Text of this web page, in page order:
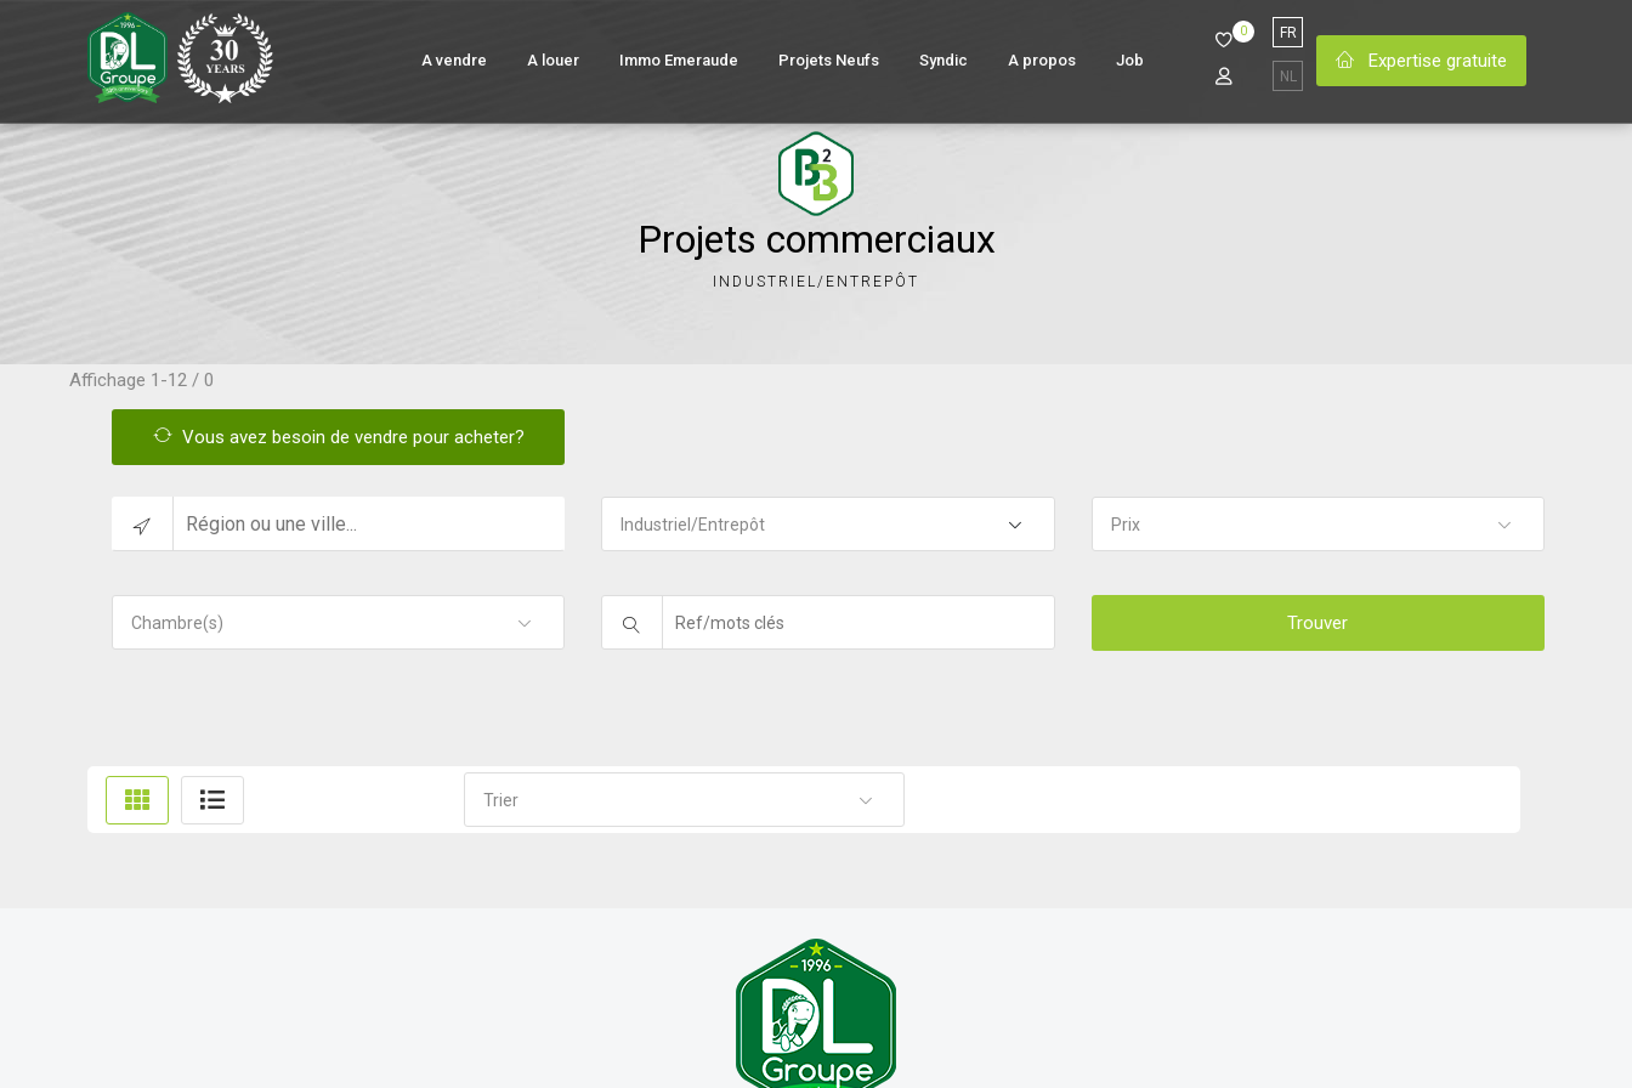
A vendre A louer Immo Emeraude Projets Neufs Syndic A propos Job
0 FR
NL
Expertise gratuite
Projets commerciaux
INDUSTRIEL/ENTREPÔT
Vous avez besoin de vendre pour acheter?
Industriel/Entrepôt Prix
Chambre(s) Trouver
Affichage 1-12 / 0
Trier